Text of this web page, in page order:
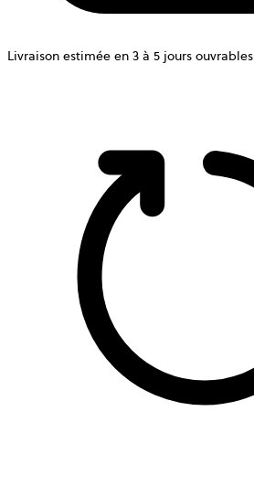
Livraison estimée en 3 à 5 jours ouvrables